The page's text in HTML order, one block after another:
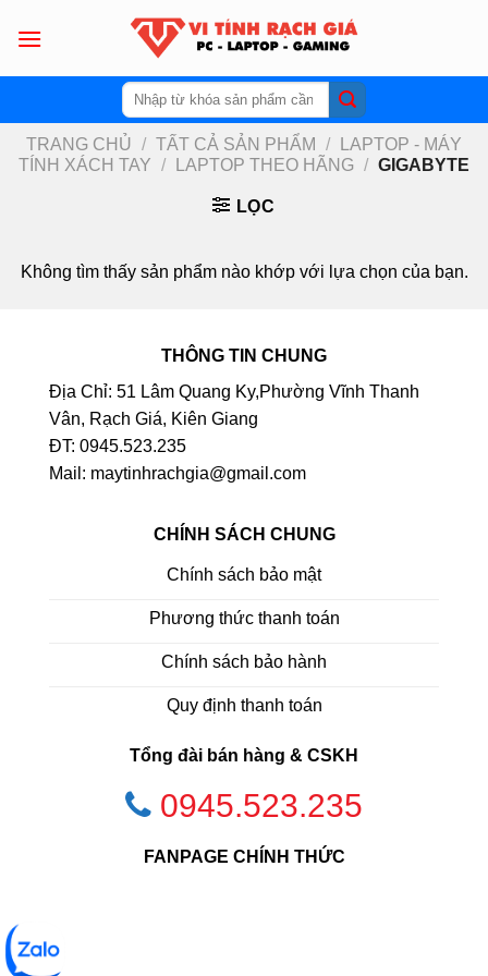
Tìm
kiếm:
TRANG CHỦ / TẤT CẢ SẢN PHẨM /
LAPTOP - MÁY
TÍNH XÁCH TAY
/ LAPTOP THEO HÃNG / GIGABYTE
LỌC
Không tìm thấy sản phẩm nào khớp với lựa chọn của bạn.
THÔNG TIN CHUNG
Địa Chỉ: 51 Lâm Quang Ky,Phường Vĩnh Thanh
Vân, Rạch Giá, Kiên Giang
ĐT: 0945.523.235
Mail: maytinhrachgia@gmail.com
CHÍNH SÁCH CHUNG
Chính sách bảo mật
Phương thức thanh toán
Chính sách bảo hành
Quy định thanh toán
Tổng đài bán hàng & CSKH
0945.523.235
FANPAGE CHÍNH THỨC